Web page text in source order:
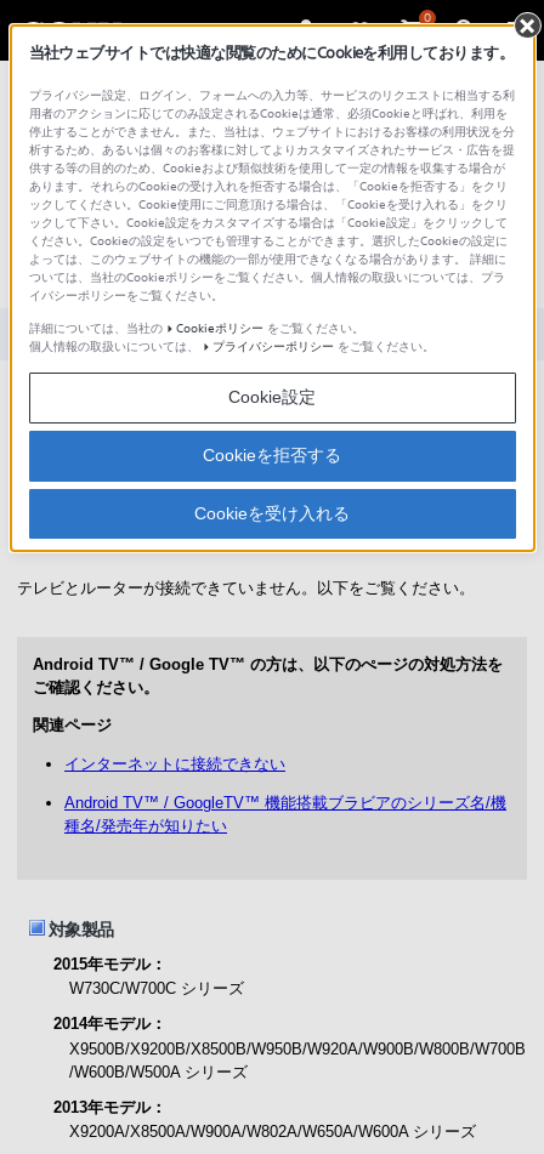
0
総合サポート・お問い合わせ
文書番号 : S1202099003243 / 最終更新日 : 2024/04/24
［有線］接続診断結果が「 成功 」「 失
敗 」「 失敗 」と表示される
対象製品カテゴリー・製品
テレビとルーターが接続できていません。以下をご覧ください。
Android TV™ / Google TV™ の方は、以下のぺージの対処方法を
ご確認ください。
関連ページ
インターネットに接続できない
Android TV™ / GoogleTV™ 機能搭載ブラビアのシリーズ名/機
種名/発売年が知りたい
対象製品
2015年モデル：
W730C/W700C シリーズ
2014年モデル：
X9500B/X9200B/X8500B/W950B/W920A/W900B/W800B/W700B
/W600B/W500A シリーズ
2013年モデル：
X9200A/X8500A/W900A/W802A/W650A/W600A シリーズ
当社ウェブサイトでは快適な閲覧のためにCookieを利用しております。
プライバシー設定、ログイン、フォームへの入力等、サービスのリクエストに相当する利
用者のアクションに応じてのみ設定されるCookieは通常、必須Cookieと呼ばれ、利用を
停止することができません。また、当社は、ウェブサイトにおけるお客様の利用状況を分
析するため、あるいは個々のお客様に対してよりカスタマイズされたサービス・広告を提
供する等の目的のため、Cookieおよび類似技術を使用して一定の情報を収集する場合が
あります。それらのCookieの受け入れを拒否する場合は、「Cookieを拒否する」をクリ
ックしてください。Cookie使用にご同意頂ける場合は、「Cookieを受け入れる」をクリ
ックして下さい。Cookie設定をカスタマイズする場合は「Cookie設定」をクリックして
ください。Cookieの設定をいつでも管理することができます。選択したCookieの設定に
よっては、このウェブサイトの機能の一部が使用できなくなる場合があります。 詳細に
ついては、当社のCookieポリシーをご覧ください。個人情報の取扱いについては、プラ
イバシーポリシーをご覧ください。
詳細については、当社の
Cookieポリシー をご覧ください。
個人情報の取扱いについては、
プライバシーポリシー をご覧ください。
Cookie設定
Cookieを拒否する
Cookieを受け入れる